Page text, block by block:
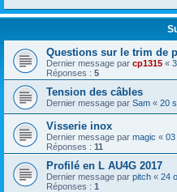
Questions sur le trim de
Dernier message par cp1315 «
Réponses : 5
Tension des câbles
Dernier message par Sam « 20
Visserie inox
Dernier message par magic « 03
Réponses : 11
Profilé en L AU4G 2017
Dernier message par pitch « 24
Réponses : 1